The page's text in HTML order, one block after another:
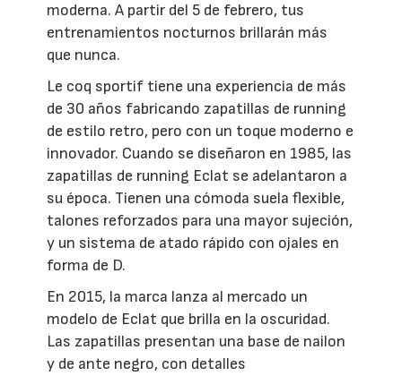
moderna. A partir del 5 de febrero, tus
entrenamientos nocturnos brillarán más
que nunca.
Le coq sportif tiene una experiencia de más
de 30 años fabricando zapatillas de running
de estilo retro, pero con un toque moderno e
innovador. Cuando se diseñaron en 1985, las
zapatillas de running Eclat se adelantaron a
su época. Tienen una cómoda suela flexible,
talones reforzados para una mayor sujeción,
y un sistema de atado rápido con ojales en
forma de D.
En 2015, la marca lanza al mercado un
modelo de Eclat que brilla en la oscuridad.
Las zapatillas presentan una base de nailon
y de ante negro, con detalles